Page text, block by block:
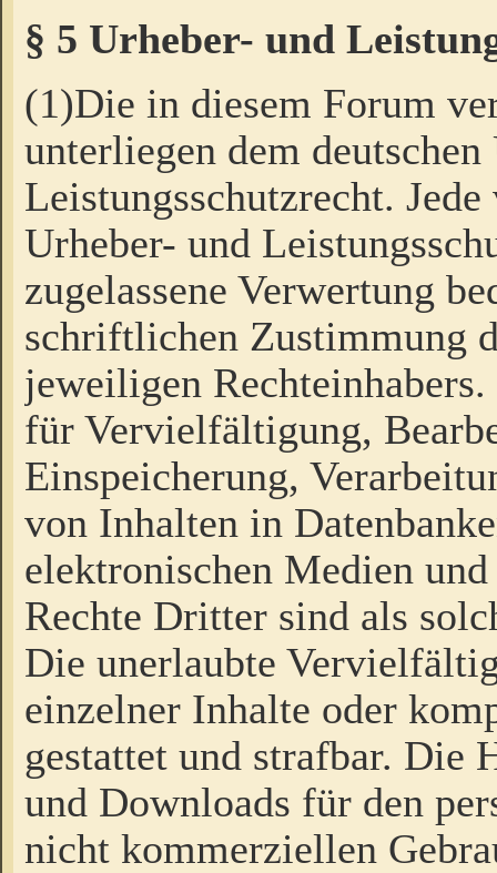
§ 5 Urheber- und
(1)Die in diesem Forum
unterliegen dem
Leistungsschutzrecht.
Urheber- und
zugelassene Verwertung
schriftlichen Zustimmung
jeweiligen
für Vervielfältigung,
Einspeicherung,
von Inhalten in
elektronischen Medien
Rechte Dritter sind als
Die unerlaubte
einzelner Inhalte oder
gestattet und strafbar. Die
und Downloads für den
nicht kommerziellen